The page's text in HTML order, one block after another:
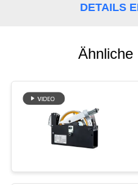
PRIVACY
POLICY
DETAILS
Ähnliche